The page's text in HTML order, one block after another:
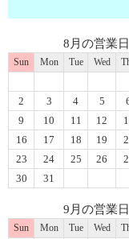
8月の営業日
Sun Mon Tue Wed
2
3 4 5
9
10 11 12
16
17 18 19
23
24 25 26
30
31
9月の営業日
Sun Mon Tue Wed